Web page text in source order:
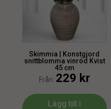
Skimmia | Konstgjord
snittblomma vinröd Kvist
45 cm
Från: 229 kr
Lägg till i